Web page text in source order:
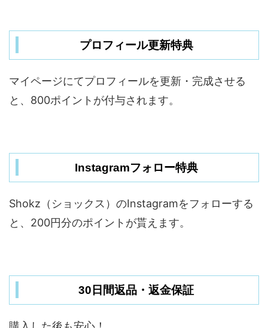
プロフィール更新特典
マイページにてプロフィールを更新・完成させる
と、800ポイントが付与されます。
Instagramフォロー特典
Shokz（ショックス）のInstagramをフォローする
と、200円分のポイントが貰えます。
30日間返品・返金保証